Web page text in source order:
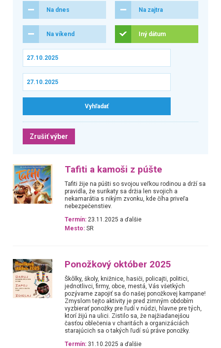
Na dnes Na zajtra
Na víkend Iný dátum
Zrušiť výber
Tafiti a kamoši z púšte
Tafiti žije na púšti so svojou veľkou rodinou a drží sa
pravidla, že surikaty sa držia len svojich a
nekamarátia s nikým zvonku, kde číha priveľa
nebezpečenstiev.
Termín: 23.11.2025 a ďalšie
Mesto: SR
Ponožkový október 2025
Škôlky, školy, knižnice, hasiči, policajti, politici,
jednotlivci, firmy, obce, mestá, Vás všetkých
pozývame zapojiť sa do našej ponožkovej kampane!
Zmyslom tejto aktivity je pred zimným obdobím
vyzbierať ponožky pre ľudí v núdzi, hlavne pre tých,
ktorí žijú na ulici. Zistilo sa, že najžiadanejšou
časťou oblečenia v charitách a organizáciách
starajúcich sa o takých ľudí sú práve ponožky.
Termín: 31.10.2025 a ďalšie